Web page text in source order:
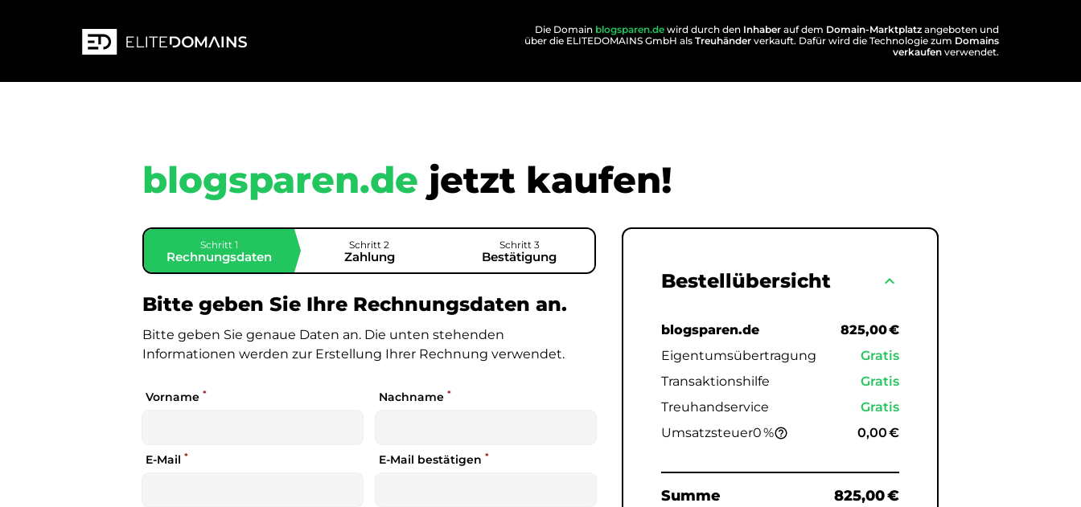
Die Domain blogsparen.de wird durch den Inhaber auf dem Domain-Marktplatz angeboten und
über die ELITEDOMAINS GmbH als Treuhänder verkauft. Dafür wird die Technologie zum Domains
verkaufen verwendet.
blogsparen.de jetzt kaufen!
Schritt 1
Rechnungsdaten
Schritt 2
Zahlung
Schritt 3
Bestätigung
Bitte geben Sie Ihre Rechnungsdaten an.
Bitte geben Sie genaue Daten an. Die unten stehenden
Informationen werden zur Erstellung Ihrer Rechnung verwendet.
Vorname * Nachname*
E-Mail * E-Mail bestätigen*
Bestellübersicht expand_less
blogsparen.de
825,00 €
Eigentumsübertragung
Gratis
Transaktionshilfe
Gratis
Treuhandservice
Gratis
Umsatzsteuer0 %help_outline 0,00 €
Summe 825,00 €